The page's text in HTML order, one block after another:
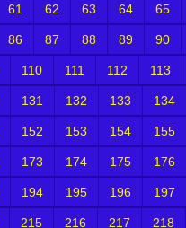
61 62 63 64 65
86 87 88 89 90
110 111 112 113
131 132 133 134
152 153 154 155
173 174 175 176
194 195 196 197
215 216 217 218